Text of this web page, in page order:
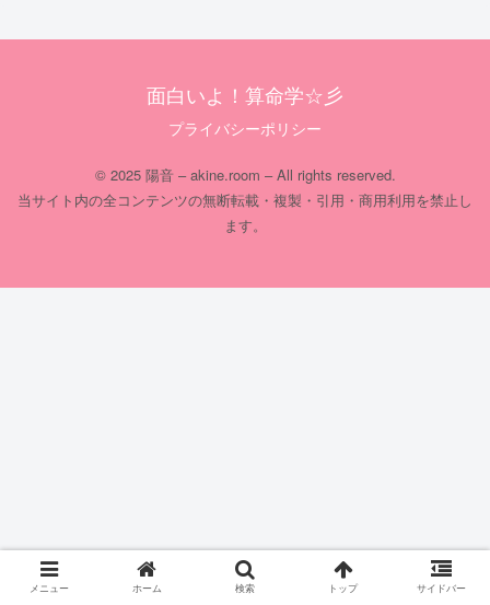
面白いよ！算命学☆彡
プライバシーポリシー
© 2025 陽音 – akine.room – All rights reserved.
当サイト内の全コンテンツの無断転載・複製・引用・商用利用を禁止し
ます。
メニュー ホーム 検索 トップ サイドバー